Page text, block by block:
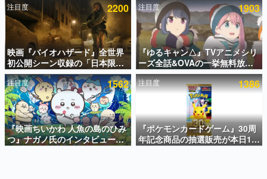
電ファミのいま読まれている記事ランキング
アプリセール情報
インタビュー
連載・特集一覧
殿堂入り記事
SNS拡散数が数千以上！ ページビュー数万以上！ などな
ど。多くの人々に読まれた、電ファミ渾身の“殿堂入り”記
事をまとめました。
注目度 2200
映画『バイオハザード』全世界
初公開シーン収録の「日本限
定」予告映像が解禁。バイオの
日（8月10日）にあわせて、
「ラクーンシティ総合病院」へ
行く配達人の姿が披露
注目度 1903
『ゆるキャン△』TVアニメシリ
ーズ全話&OVAの一挙無料放送
がABEMAで開催決定。8月11日
「山の日」の午前0時から実施
注目度 1562
『映画ちいかわ 人魚の島のひみ
つ』ナガノ氏のインタビューが
解禁。もしまた映画をやれるな
注目度 1386
『ポケモンカードゲーム』30周
年記念商品の抽選販売が本日12
時より開始。拡張パック「30th